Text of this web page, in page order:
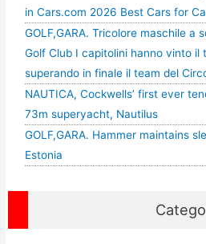
in Cars.com 2026 Best Cars for
GOLF,GARA. Tricolore maschile a
Golf Club I capitolini hanno vinto il
superando in finale il team del
NAUTICA, Cockwells’ first ever
73m superyacht, Nautilus
GOLF,GARA. Hammer maintains
Estonia